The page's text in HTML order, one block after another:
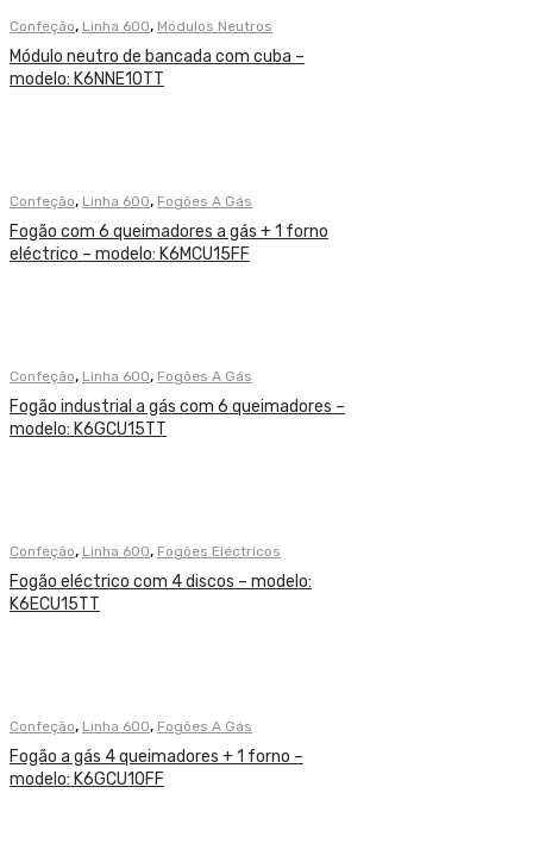
Confeção, Linha 600, Módulos Neutros
Módulo neutro de bancada com cuba –
modelo: K6NNE10TT
Confeção, Linha 600, Fogões A Gás
Fogão com 6 queimadores a gás + 1 forno
eléctrico – modelo: K6MCU15FF
Confeção, Linha 600, Fogões A Gás
Fogão industrial a gás com 6 queimadores –
modelo: K6GCU15TT
Confeção, Linha 600, Fogões Eléctricos
Fogão eléctrico com 4 discos – modelo:
K6ECU15TT
Confeção, Linha 600, Fogões A Gás
Fogão a gás 4 queimadores + 1 forno –
modelo: K6GCU10FF